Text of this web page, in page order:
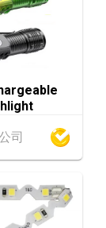
展覽中心)
港會議展
港會議展
司